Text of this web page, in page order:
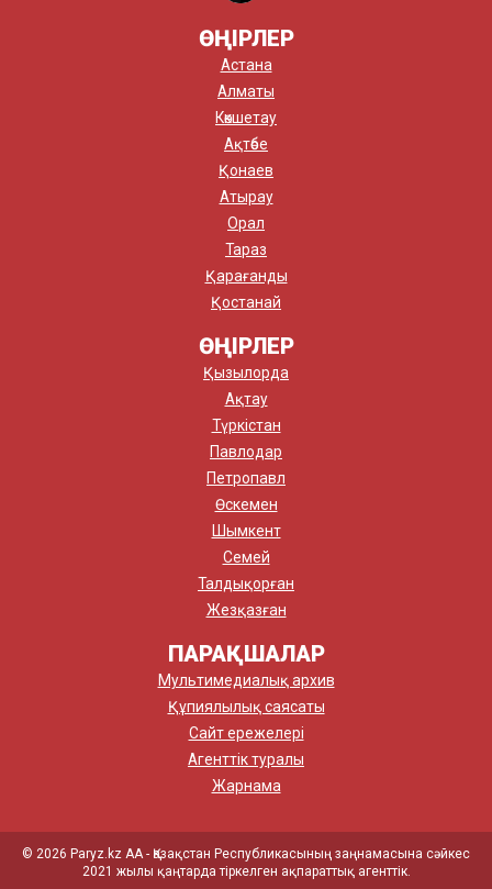
ӨҢІРЛЕР
Астана
Алматы
Көкшетау
Ақтөбе
Қонаев
Атырау
Орал
Тараз
Қарағанды
Қостанай
ӨҢІРЛЕР
Қызылорда
Ақтау
Түркістан
Павлодар
Петропавл
Өскемен
Шымкент
Семей
Талдықорған
Жезқазған
ПАРАҚШАЛАР
Мультимедиалық архив
Құпиялылық саясаты
Сайт ережелері
Агенттік туралы
Жарнама
© 2026 Paryz.kz АА - Қазақстан Республикасының заңнамасына сәйкес
2021 жылы қаңтарда тіркелген ақпараттық агенттік.